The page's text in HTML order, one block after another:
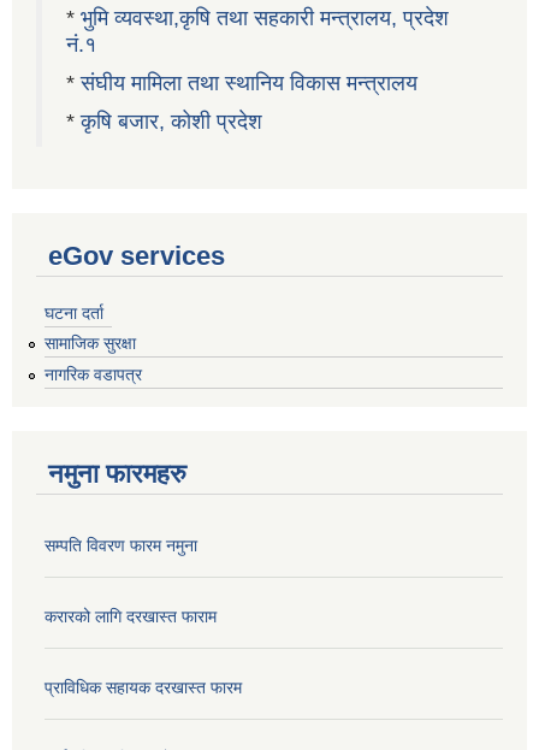
* भुमि व्यवस्था,कृषि तथा सहकारी मन्त्रालय, प्रदेश
नं.१
*संघीय मामिला तथा स्थानिय विकास मन्त्रालय
*कृषि बजार, कोशी प्रदेश
eGov services
घटना दर्ता
सामाजिक सुरक्षा
नागरिक वडापत्र
नमुना फारमहरु
सम्पति विवरण फारम नमुना
करारको लागि दरखास्त फाराम
प्राविधिक सहायक दरखास्त फारम